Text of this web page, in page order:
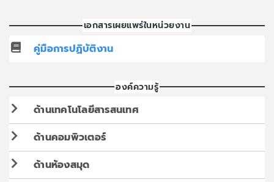
เอกสารเผยแพร่ในหน่วยงาน
คู่มือการปฏิบัติงาน
องค์ความรู้
ด้านเทคโนโลยีสารสนเทศ
ด้านคอมพิวเตอร์
ด้านห้องสมุด